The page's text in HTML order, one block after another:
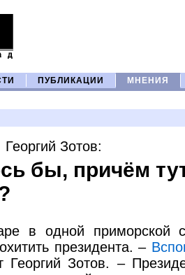
ПУБЛИКАЦИИ МНЕНИЯ
Георгий Зотов:
бы, причём
в одной приморской
президента. –
Георгий Зотов. –